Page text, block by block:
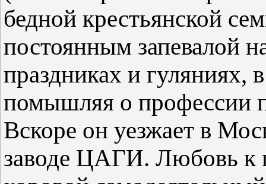
бедной крестьянской
постоянным запевалой
праздниках и гуляниях,
помышляя о профессии
Вскоре он уезжает в
заводе ЦАГИ. Любовь к